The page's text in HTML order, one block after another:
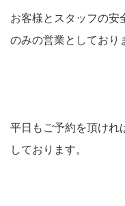
お客様とスタッフの安
のみの営業としており
平日もご予約を頂けれ
しております。